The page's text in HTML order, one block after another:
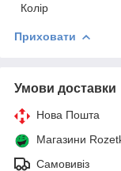
Колір
Приховати
Умови доставки
Нова Пошта
Магазини
Самовивіз